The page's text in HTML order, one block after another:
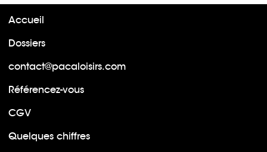
Accueil
Dossiers
contact@pacaloisirs.com
Référencez-vous
CGV
Quelques chiffres